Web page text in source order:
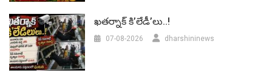
ఖతర్నాక్ కి’లేడీ’లు..!
07-08-2026 dharshininews